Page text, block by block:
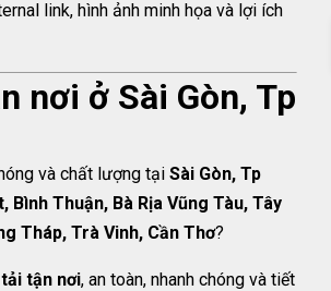
link, hình ảnh minh họa và lợi ích
nơi ở Sài Gòn, Tp
và chất lượng tại Sài Gòn, Tp
Bình Thuận, Bà Rịa Vũng Tàu, Tây
Tháp, Trà Vinh, Cần Thơ?
tận nơi, an toàn, nhanh chóng và tiết